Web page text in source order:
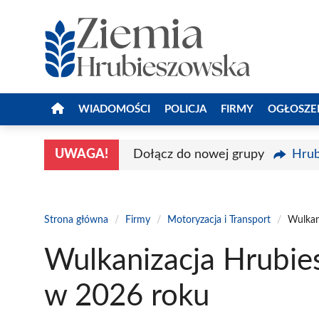
WIADOMOŚCI POLICJA FIRMY
UWAGA! Dołącz do nowej grupy
Strona główna / Firmy / Motoryzacja i Transport /
Wulkanizacja
w 2026 roku